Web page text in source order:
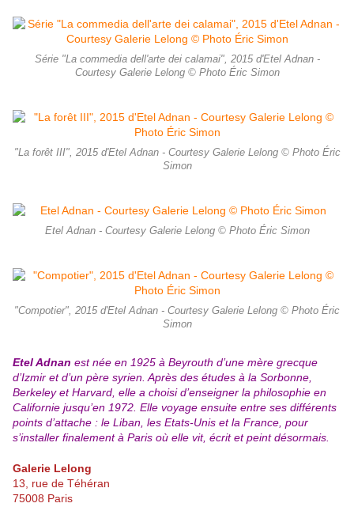
Série "La commedia dell'arte dei calamai", 2015 d'Etel Adnan -
Courtesy Galerie Lelong © Photo Éric Simon
"La forêt III", 2015 d'Etel Adnan - Courtesy Galerie Lelong © Photo Éric
Simon
Etel Adnan - Courtesy Galerie Lelong © Photo Éric Simon
"Compotier", 2015 d'Etel Adnan - Courtesy Galerie Lelong © Photo Éric
Simon
Etel Adnan est née en 1925 à Beyrouth d’une mère grecque
d’Izmir et d’un père syrien. Après des études à la Sorbonne,
Berkeley et Harvard, elle a choisi d’enseigner la philosophie en
Californie jusqu’en 1972. Elle voyage ensuite entre ses différents
points d’attache : le Liban, les Etats-Unis et la France, pour
s’installer finalement à Paris où elle vit, écrit et peint désormais.
Galerie Lelong
13, rue de Téhéran
75008 Paris